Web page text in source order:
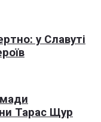
у Славуті
Тарас Щур